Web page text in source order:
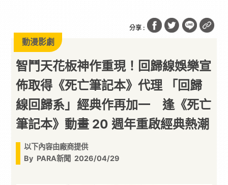
分享 :
動漫影劇
智鬥天花板神作重現！回歸線娛樂宣
佈取得《死亡筆記本》代理 「回歸
線回歸系」經典作再加一 逢《死亡
筆記本》動畫 20 週年重啟經典熱潮
以下內容由廠商提供
By PARA新聞 2026/04/29